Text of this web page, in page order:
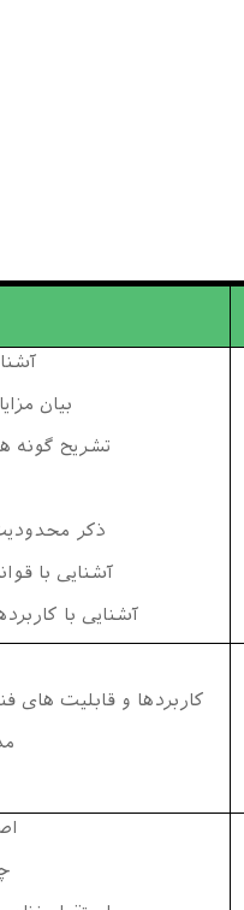
بیان
تشریح گونه
ذکر
آشنایی با
آشنایی با
کاربردها و قابلیت های